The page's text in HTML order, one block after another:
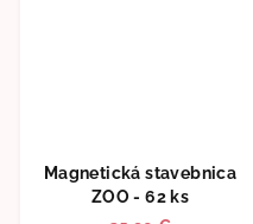
Magnetická stavebnica
ZOO - 62 ks